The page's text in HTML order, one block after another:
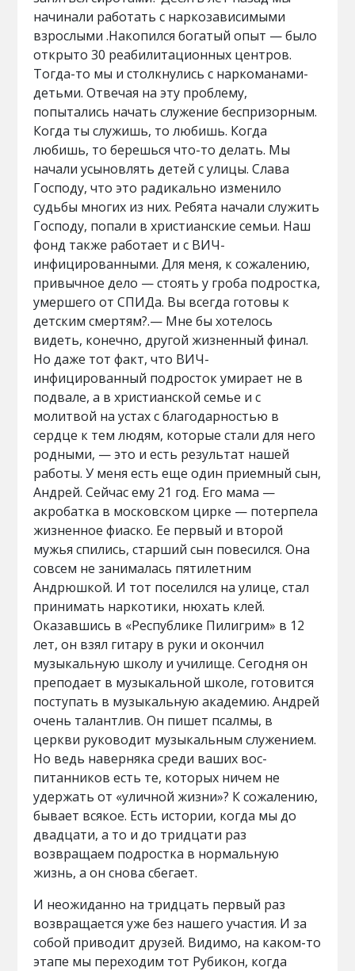
начинали работать с наркозависимыми
взрослыми .Накопился богатый опыт — было
открыто 30 реабилитационных центров.
Тогда-то мы и столкнулись с наркоманами-
детьми. Отвечая на эту проблему,
попытались начать служение беспризорным.
Когда ты служишь, то любишь. Когда
любишь, то берешься что-то делать. Мы
начали усыновлять детей с улицы. Слава
Господу, что это радикально изменило
судьбы многих из них. Ребята начали служить
Господу, попали в христианские семьи. Наш
фонд также работает и с ВИЧ-
инфицированными. Для меня, к сожалению,
привычное дело — стоять у гроба подростка,
умершего от СПИДа. Вы всегда готовы к
детским смертям?.— Мне бы хотелось
видеть, конечно, другой жизненный финал.
Но даже тот факт, что ВИЧ-
инфицированный подросток умирает не в
подвале, а в христианской семье и с
молитвой на устах с благодарностью в
сердце к тем людям, которые стали для него
родными, — это и есть результат нашей
работы. У меня есть еще один приемный сын,
Андрей. Сейчас ему 21 год. Его мама —
акробатка в московском цирке — потерпела
жизненное фиаско. Ее первый и второй
мужья спились, старший сын повесился. Она
совсем не занималась пятилетним
Андрюшкой. И тот поселился на улице, стал
принимать наркотики, нюхать клей.
Оказавшись в «Республике Пилигрим» в 12
лет, он взял гитару в руки и окончил
музыкальную школу и училище. Сегодня он
преподает в музыкальной школе, готовится
поступать в музыкальную академию. Андрей
очень талантлив. Он пишет псалмы, в
церкви руководит музыкальным служением.
Но ведь наверняка среди ваших вос-
питанников есть те, которых ничем не
удержать от «уличной жизни»? К сожалению,
бывает всякое. Есть истории, когда мы до
двадцати, а то и до тридцати раз
возвращаем подростка в нормальную
жизнь, а он снова сбегает.
И неожиданно на тридцать первый раз
возвращается уже без нашего участия. И за
собой приводит друзей. Видимо, на каком-то
этапе мы переходим тот Рубикон, когда